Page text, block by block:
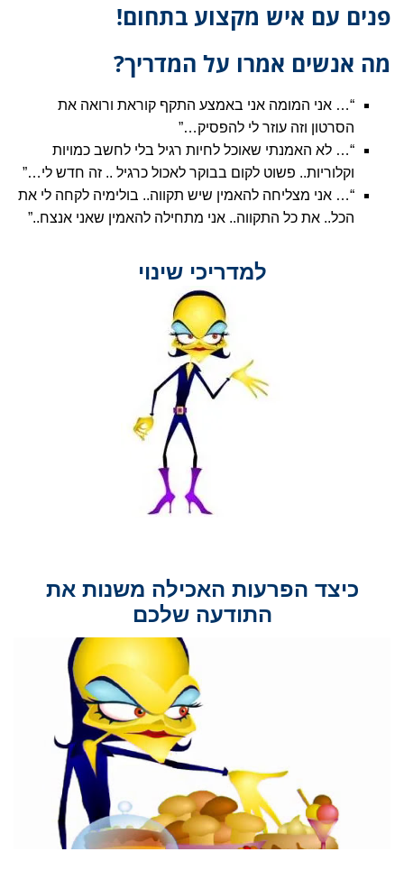
פנים עם איש מקצוע בתחום!
מה אנשים אמרו על המדריך?
“… אני המומה אני באמצע התקף קוראת ורואה את
הסרטון וזה עוזר לי להפסיק…”
“… לא האמנתי שאוכל לחיות רגיל בלי לחשב כמויות
וקלוריות.. פשוט לקום בבוקר לאכול כרגיל .. זה חדש לי…”
“… אני מצליחה להאמין שיש תקווה.. בולימיה לקחה לי את
הכל.. את כל התקווה.. אני מתחילה להאמין שאני אנצח..”
למדריכי שינוי
כיצד הפרעות האכילה משנות את
התודעה שלכם